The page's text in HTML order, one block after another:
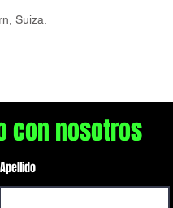
Suiza.
con nosotros
Apellido